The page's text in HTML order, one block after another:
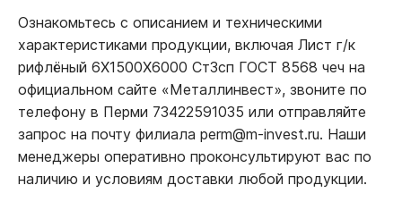
Ознакомьтесь с описанием и техническими
характеристиками продукции, включая Лист г/к
рифлёный 6Х1500Х6000 Ст3сп ГОСТ 8568 чеч на
официальном сайте «Металлинвест», звоните по
телефону в Перми 73422591035 или отправляйте
запрос на почту филиала perm@m-invest.ru. Наши
менеджеры оперативно проконсультируют вас по
наличию и условиям доставки любой продукции.